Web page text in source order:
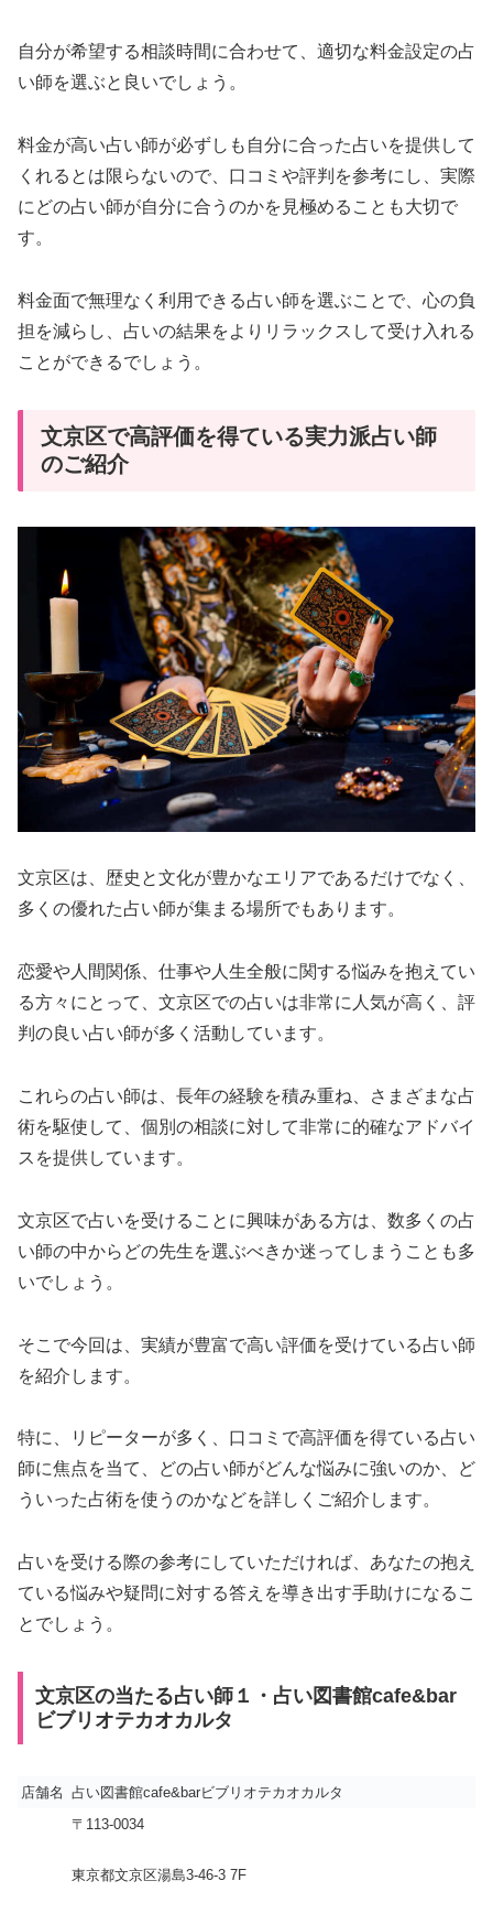
自分が希望する相談時間に合わせて、適切な料金設定の占
い師を選ぶと良いでしょう。
料金が高い占い師が必ずしも自分に合った占いを提供して
くれるとは限らないので、口コミや評判を参考にし、実際
にどの占い師が自分に合うのかを見極めることも大切で
す。
料金面で無理なく利用できる占い師を選ぶことで、心の負
担を減らし、占いの結果をよりリラックスして受け入れる
ことができるでしょう。
文京区で高評価を得ている実力派占い師
のご紹介
文京区は、歴史と文化が豊かなエリアであるだけでなく、
多くの優れた占い師が集まる場所でもあります。
恋愛や人間関係、仕事や人生全般に関する悩みを抱えてい
る方々にとって、文京区での占いは非常に人気が高く、評
判の良い占い師が多く活動しています。
これらの占い師は、長年の経験を積み重ね、さまざまな占
術を駆使して、個別の相談に対して非常に的確なアドバイ
スを提供しています。
文京区で占いを受けることに興味がある方は、数多くの占
い師の中からどの先生を選ぶべきか迷ってしまうことも多
いでしょう。
そこで今回は、実績が豊富で高い評価を受けている占い師
を紹介します。
特に、リピーターが多く、口コミで高評価を得ている占い
師に焦点を当て、どの占い師がどんな悩みに強いのか、ど
ういった占術を使うのかなどを詳しくご紹介します。
占いを受ける際の参考にしていただければ、あなたの抱え
ている悩みや疑問に対する答えを導き出す手助けになるこ
とでしょう。
文京区の当たる占い師１・占い図書館cafe&bar
ビブリオテカオカルタ
店舗名 占い図書館cafe&barビブリオテカオカルタ
〒113-0034
東京都文京区湯島3-46-3 7F